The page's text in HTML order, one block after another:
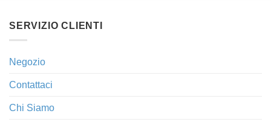
SERVIZIO CLIENTI
Negozio
Contattaci
Chi Siamo